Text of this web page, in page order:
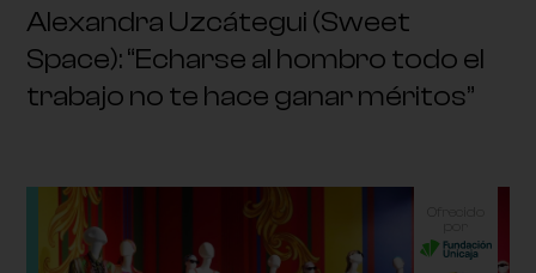
Alexandra Uzcátegui (Sweet
Space): “Echarse al hombro todo el
trabajo no te hace ganar méritos”